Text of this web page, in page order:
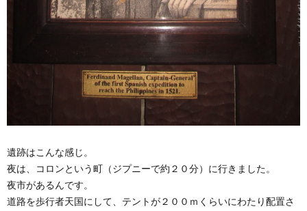
遺跡はこんな感じ。
夜は、コロンという町（ジプニーで約２０分）に行きました。
夜市があるんです。
道路を歩行者天国にして、テントが２００ｍくらいにわたり配置さ